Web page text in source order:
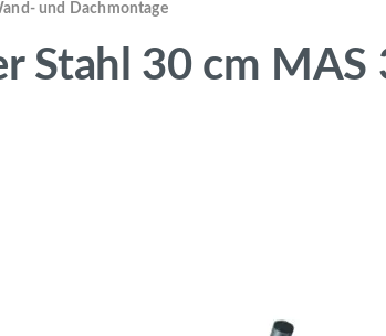
und Dachmontage
Stahl 30 cm